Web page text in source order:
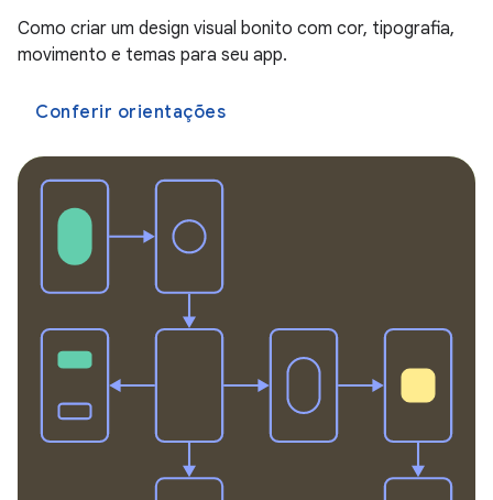
Como criar um design visual bonito com cor, tipografia,
movimento e temas para seu app.
Conferir orientações